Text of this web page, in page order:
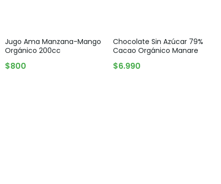
Jugo Ama Manzana-Mango
Orgánico 200cc
$800
Chocolate Sin Azúcar 79%
Cacao Orgánico Manare
$6.990